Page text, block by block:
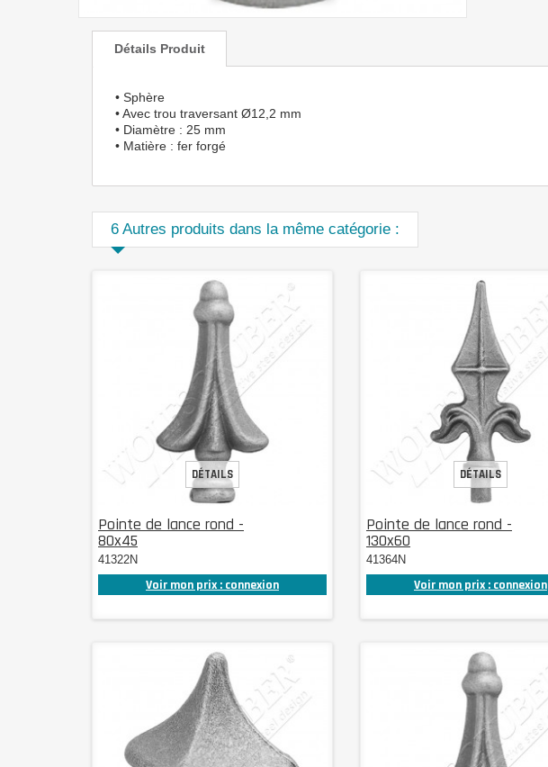
Détails Produit
• Sphère
• Avec trou traversant Ø12,2 mm
• Diamètre : 25 mm
• Matière : fer forgé
6 Autres produits dans la même catégorie :
Pointe de lance rond -
80x45
41322N
Voir mon prix : connexion
DÉTAILS
Pointe de lance rond -
130x60
41364N
Voir mon prix : connexion
DÉTAILS